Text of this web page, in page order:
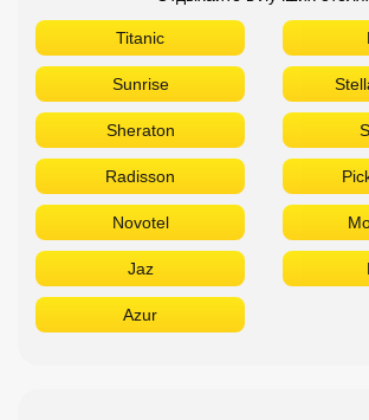
Titanic
Sunrise
Sheraton
Radisson
Novotel
Jaz
Azur